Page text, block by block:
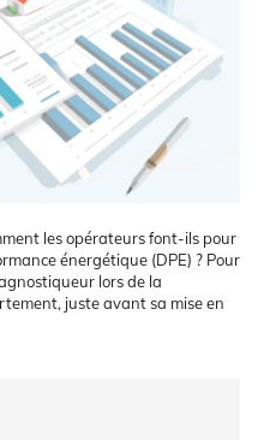
les opérateurs font-ils pour
énergétique (DPE) ? Pour
lors de la
juste avant sa mise en